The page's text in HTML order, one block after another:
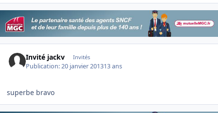
Invité jackv Invités
Publication:20 janvier 201313 ans
superbe bravo